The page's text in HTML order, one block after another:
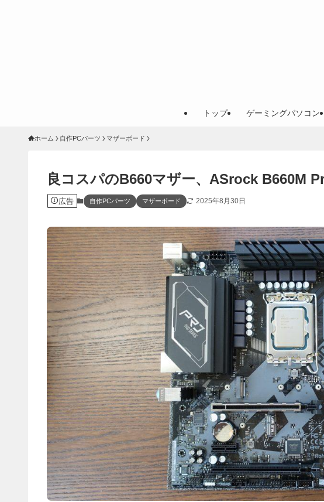
トップ ゲーミングパソコン
ホーム 自作PCパーツ マザーボード
良コスパのB660マザー、ASrock B660M
広告 自作PCパーツ マザーボード 2025年8月30日